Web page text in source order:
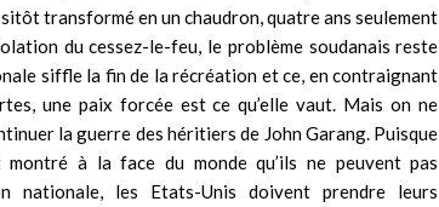
transformé en un chaudron, quatre ans seulement
du cessez-le-feu, le problème soudanais reste
siffle la fin de la récréation et ce, en contraignant
une paix forcée est ce qu’elle vaut. Mais on ne
la guerre des héritiers de John Garang. Puisque
à la face du monde qu’ils ne peuvent pas
nationale, les Etats-Unis doivent prendre leurs